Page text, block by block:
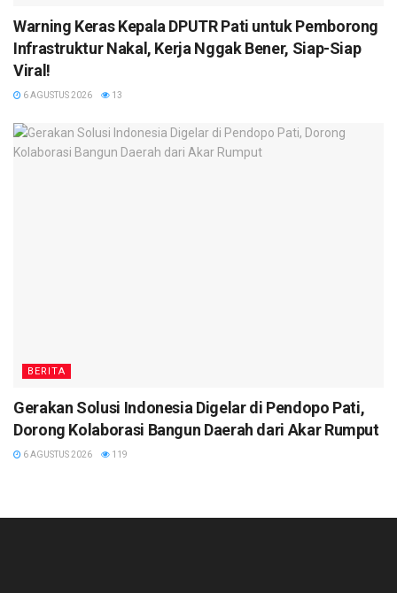
Warning Keras Kepala DPUTR Pati untuk Pemborong
Infrastruktur Nakal, Kerja Nggak Bener, Siap-Siap
Viral!
6 AGUSTUS 2026 13
BERITA
Gerakan Solusi Indonesia Digelar di Pendopo Pati,
Dorong Kolaborasi Bangun Daerah dari Akar Rumput
6 AGUSTUS 2026 119